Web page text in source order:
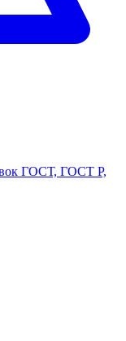
ГОСТ, ГОСТ Р,